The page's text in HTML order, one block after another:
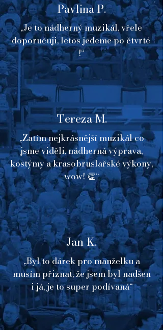
pozornost zaměřena na oblast
scénografie a videa. Zkušenosti
ilustrátora a rutinu grafického
designéra dále uplatňuje při
přípravě krátkometrážních
filmových produkcí jako je
videoklip, dokument, reklama, a to
jak při tvorbě storyboardů, tak v
technologiích postprodukce.
V muzikálu na ledě Popelka
vytvořil nádhernou variabilní
scénu a animovaný film
doprovázející děj příběhu, jenž
dodává celé show 3D charakter.
Pavlina P.
„Je to nádherný muzikál, vřele
doporučuji, letos jedeme po čtvrté
!“
Tereza M.
„Zatím nejkrásnější muzikál co
jsme viděli, nádherná výprava,
kostýmy a krasobruslařské výkony,
wow! 👏“
Jan K.
„Byl to dárek pro manželku a
musím přiznat, že jsem byl nadšen
i já, je to super podívaná“